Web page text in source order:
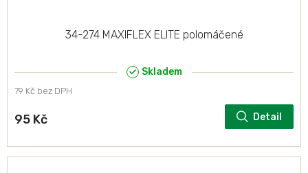
34-274 MAXIFLEX ELITE polomáčené
Skladem
79 Kč bez DPH
95 Kč Detail